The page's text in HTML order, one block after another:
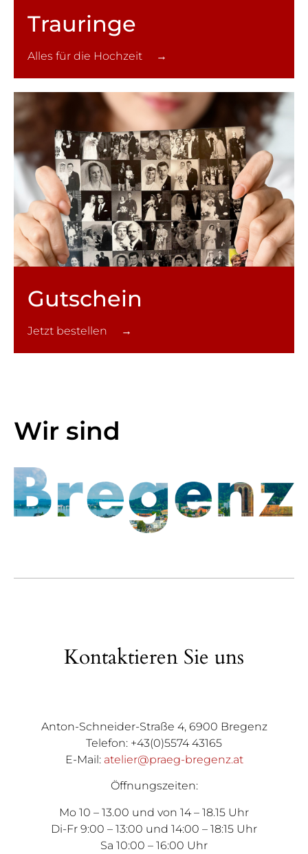
Trauringe
Alles für die Hochzeit →
Gutschein
Jetzt bestellen →
Wir sind
Kontaktieren Sie uns
Anton-Schneider-Straße 4, 6900 Bregenz
Telefon: +43(0)5574 43165
E-Mail: atelier@praeg-bregenz.at
Öffnungszeiten:
Mo 10 – 13.00 und von 14 – 18.15 Uhr
Di-Fr 9:00 – 13:00 und 14:00 – 18:15 Uhr
Sa 10:00 – 16:00 Uhr